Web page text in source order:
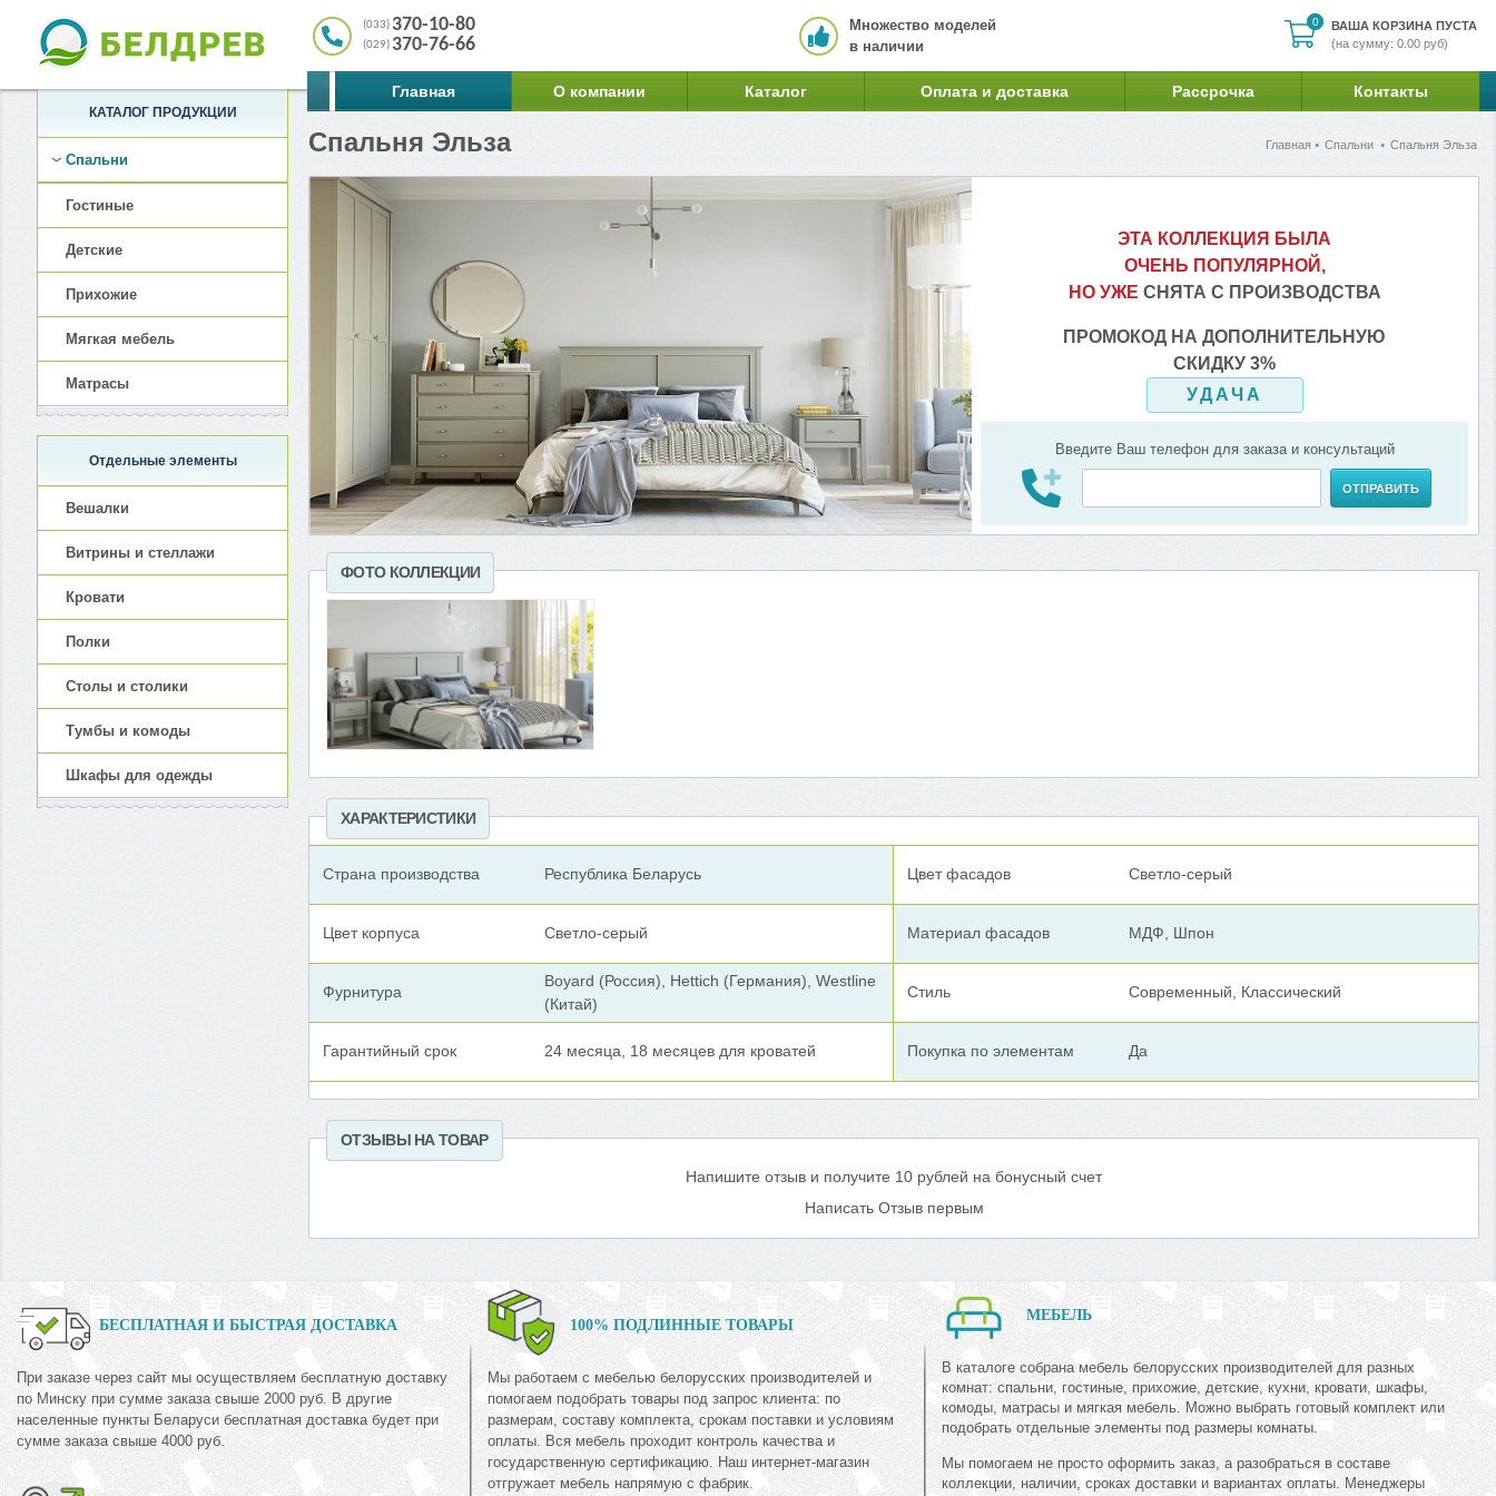
0
0
ВАША КОРЗИНА ПУСТА
(на сумму: 0.00 руб)
(033) 370-10-80
(029) 370-76-66
Множество моделей
в наличии
Главная О компании Каталог Оплата и доставка Рассрочка Контакты
Главная Спальни Спальня Эльза
Спальня Эльза
ЭТА КОЛЛЕКЦИЯ БЫЛА
ОЧЕНЬ ПОПУЛЯРНОЙ,
НО УЖЕ СНЯТА С ПРОИЗВОДСТВА
ПРОМОКОД НА ДОПОЛНИТЕЛЬНУЮ
СКИДКУ 3%
УДАЧА
Введите Ваш телефон для заказа и консультаций
ОТПРАВИТЬ
ФОТО КОЛЛЕКЦИИ
ХАРАКТЕРИСТИКИ
Страна производства Республика Беларусь
Цвет корпуса Светло-серый
Фурнитура
Boyard (Россия), Hettich (Германия), Westline
(Китай)
Гарантийный срок 24 месяца, 18 месяцев для кроватей
Цвет фасадов Светло-серый
Материал фасадов МДФ, Шпон
Стиль Современный, Классический
Покупка по элементам Да
ОТЗЫВЫ НА ТОВАР
Напишите отзыв и получите 10 рублей на бонусный счет
Написать Отзыв первым
КАТАЛОГ ПРОДУКЦИИ
Спальни
Гостиные
Детские
Прихожие
Мягкая мебель
Матрасы
Отдельные элементы
Вешалки
Витрины и стеллажи
Кровати
Полки
Столы и столики
Тумбы и комоды
Шкафы для одежды
БЕСПЛАТНАЯ И БЫСТРАЯ ДОСТАВКА
При заказе через сайт мы осуществляем бесплатную доставку
по Минску при сумме заказа свыше 2000 руб. В другие
населенные пункты Беларуси бесплатная доставка будет при
сумме заказа свыше 4000 руб.
100% ПОДЛИННЫЕ ТОВАРЫ
Мы работаем с мебелью белорусских производителей и
помогаем подобрать товары под запрос клиента: по
размерам, составу комплекта, срокам поставки и условиям
оплаты. Вся мебель проходит контроль качества и
государственную сертификацию. Наш интернет-магазин
отгружает мебель напрямую с фабрик.
МЕБЕЛЬ
В каталоге собрана мебель белорусских производителей для разных
комнат: спальни, гостиные, прихожие, детские, кухни, кровати, шкафы,
комоды, матрасы и мягкая мебель. Можно выбрать готовый комплект или
подобрать отдельные элементы под размеры комнаты.
Мы помогаем не просто оформить заказ, а разобраться в составе
коллекции, наличии, сроках доставки и вариантах оплаты. Менеджеры